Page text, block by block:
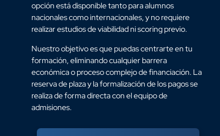
opción está disponible tanto para alumnos
nacionales como internacionales, y no requiere
realizar estudios de viabilidad ni scoring previo.
Nuestro objetivo es que puedas centrarte en tu
formación, eliminando cualquier barrera
económica o proceso complejo de financiación. La
reserva de plaza y la formalización de los pagos se
realiza de forma directa con el equipo de
admisiones.